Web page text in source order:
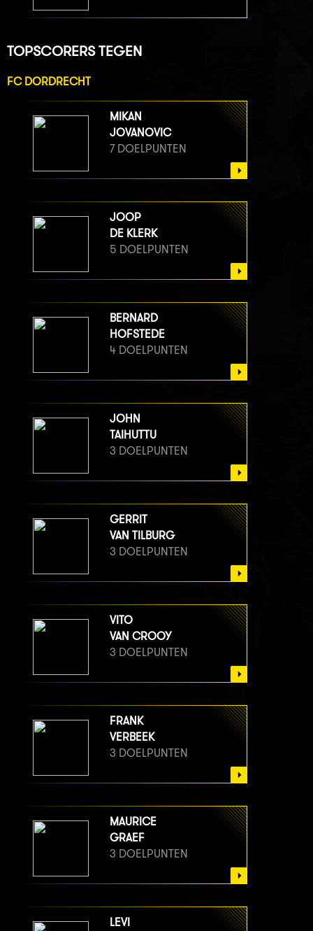
TOPSCORERS TEGEN
FC DORDRECHT
MIKAN
JOVANOVIC
7 DOELPUNTEN
JOOP
DE KLERK
5 DOELPUNTEN
BERNARD
HOFSTEDE
4 DOELPUNTEN
JOHN
TAIHUTTU
3 DOELPUNTEN
GERRIT
VAN TILBURG
3 DOELPUNTEN
VITO
VAN CROOY
3 DOELPUNTEN
FRANK
VERBEEK
3 DOELPUNTEN
MAURICE
GRAEF
3 DOELPUNTEN
LEVI